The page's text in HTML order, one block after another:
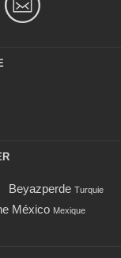
Beyazperde Turquie
México Mexique